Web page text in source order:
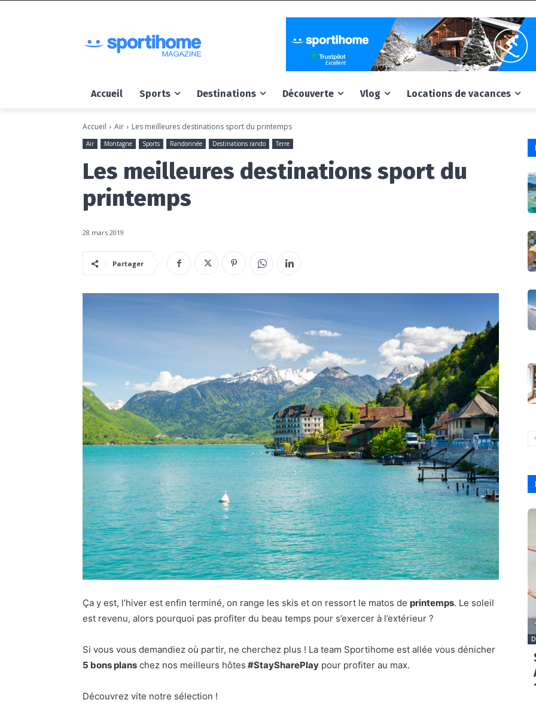
Accueil Sports Destinations Découverte Vlog Locations de vacances
Accueil Air Les meilleures destinations sport du printemps
Air Montagne Sports Randonnée Destinations rando Terre
Les meilleures destinations sport du
printemps
28 mars 2019
Partager
Ça y est, l’hiver est enfin terminé, on range les skis et on ressort le matos de printemps. Le soleil
est revenu, alors pourquoi pas profiter du beau temps pour s’exercer à l’extérieur ?
Si vous vous demandiez où partir, ne cherchez plus ! La team Sportihome est allée vous dénicher
5 bons plans chez nos meilleurs hôtes #StaySharePlay pour profiter au max.
Découvrez vite notre sélection !